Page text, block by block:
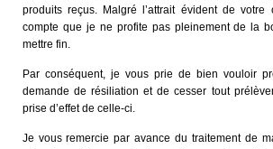
produits reçus. Malgré l’attrait évident de votre
compte que je ne profite pas pleinement de la
mettre fin.
Par conséquent, je vous prie de bien vouloir
demande de résiliation et de cesser tout
prise d’effet de celle-ci.
Je vous remercie par avance du traitement de